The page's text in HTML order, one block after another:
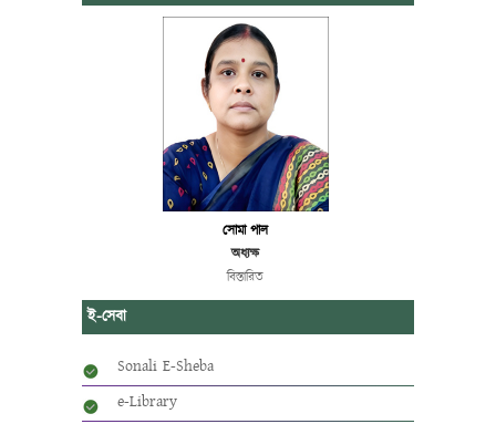
সোমা পাল
অধ্যক্ষ
বিস্তারিত
ই-সেবা
Sonali E-Sheba
e-Library